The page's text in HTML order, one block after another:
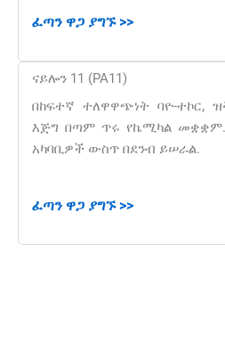
ፈጣን ዋጋ ያግኙ >>
ናይሎን 11 (PA11)
በከፍተኛ ተለዋዋጭነት ባዮ-ተኮር,
እጅግ በጣም ጥሩ የኬሚካል
አካባቢዎች ውስጥ በደንብ ይሠራል.
ፈጣን ዋጋ ያግኙ >>